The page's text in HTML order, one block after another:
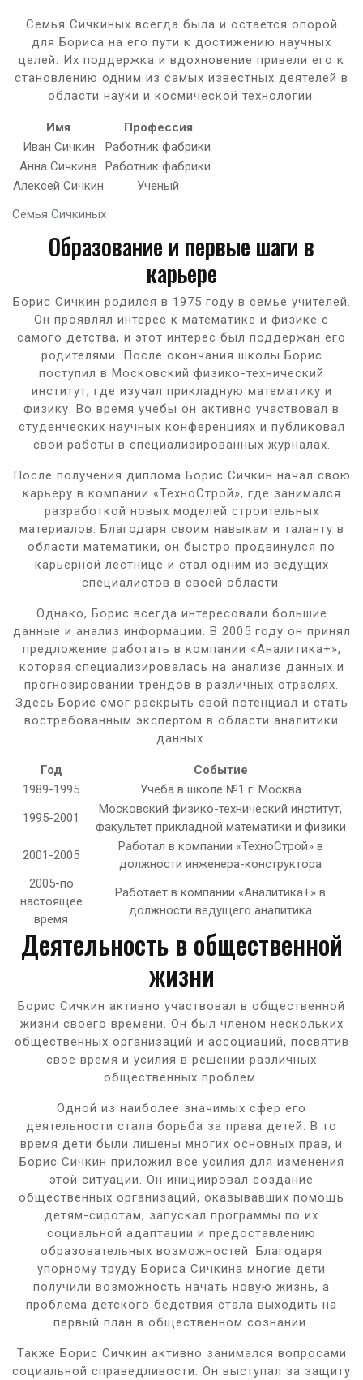
Семья Сичкиных всегда была и остается опорой
для Бориса на его пути к достижению научных
целей. Их поддержка и вдохновение привели его к
становлению одним из самых известных деятелей в
области науки и космической технологии.
Семья Сичкиных
Имя
Профессия
Иван Сичкин
Работник фабрики
Анна Сичкина
Работник фабрики
Алексей Сичкин
Ученый
Образование и первые шаги в
карьере
Борис Сичкин родился в 1975 году в семье учителей.
Он проявлял интерес к математике и физике с
самого детства, и этот интерес был поддержан его
родителями. После окончания школы Борис
поступил в Московский физико-технический
институт, где изучал прикладную математику и
физику. Во время учебы он активно участвовал в
студенческих научных конференциях и публиковал
свои работы в специализированных журналах.
После получения диплома Борис Сичкин начал свою
карьеру в компании «ТехноСтрой», где занимался
разработкой новых моделей строительных
материалов. Благодаря своим навыкам и таланту в
области математики, он быстро продвинулся по
карьерной лестнице и стал одним из ведущих
специалистов в своей области.
Однако, Борис всегда интересовали большие
данные и анализ информации. В 2005 году он принял
предложение работать в компании «Аналитика+»,
которая специализировалась на анализе данных и
прогнозировании трендов в различных отраслях.
Здесь Борис смог раскрыть свой потенциал и стать
востребованным экспертом в области аналитики
данных.
Год
Событие
1989-1995
Учеба в школе №1 г. Москва
1995-2001
Московский физико-технический институт,
факультет прикладной математики и физики
2001-2005
Работал в компании «ТехноСтрой» в
должности инженера-конструктора
2005-по
настоящее
время
Работает в компании «Аналитика+» в
должности ведущего аналитика
Деятельность в общественной
жизни
Борис Сичкин активно участвовал в общественной
жизни своего времени. Он был членом нескольких
общественных организаций и ассоциаций, посвятив
свое время и усилия в решении различных
общественных проблем.
Одной из наиболее значимых сфер его
деятельности стала борьба за права детей. В то
время дети были лишены многих основных прав, и
Борис Сичкин приложил все усилия для изменения
этой ситуации. Он инициировал создание
общественных организаций, оказывавших помощь
детям-сиротам, запускал программы по их
социальной адаптации и предоставлению
образовательных возможностей. Благодаря
упорному труду Бориса Сичкина многие дети
получили возможность начать новую жизнь, а
проблема детского бедствия стала выходить на
первый план в общественном сознании.
Также Борис Сичкин активно занимался вопросами
социальной справедливости. Он выступал за защиту